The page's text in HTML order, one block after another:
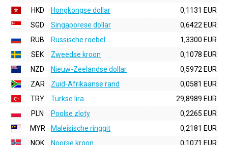
HKD
Hongkongse dollar
0,1131 EUR
SGD
Singaporese dollar
0,6422 EUR
RUB
Russische roebel
1,3300 EUR
SEK
Zweedse kroon
0,1078 EUR
NZD
Nieuw-Zeelandse dollar
0,5972 EUR
ZAR
Zuid-Afrikaanse rand
0,0581 EUR
TRY
Turkse lira
29,8989 EUR
PLN
Poolse zloty
0,2265 EUR
MYR
Maleisische ringgit
0,2181 EUR
NOK
Noorse kroon
0,1071 EUR